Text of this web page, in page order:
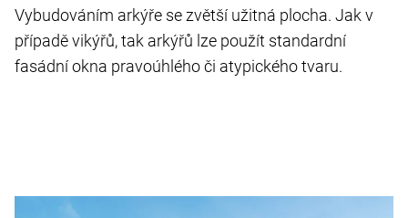
Vybudováním arkýře se zvětší užitná plocha. Jak v
případě vikýřů, tak arkýřů lze použít standardní
fasádní okna pravoúhlého či atypického tvaru.